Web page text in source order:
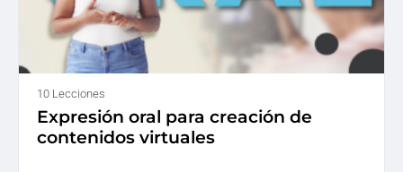
10 Lecciones
Expresión oral para creación de
contenidos virtuales